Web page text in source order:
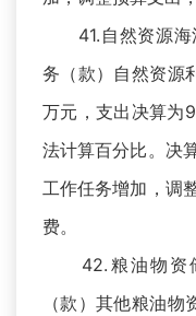
41.自然资源海
务（款）自然资源
万元，支出决算为
法计算百分比。决
工作任务增加，调
费。
42.粮油物资储
（款）其他粮油